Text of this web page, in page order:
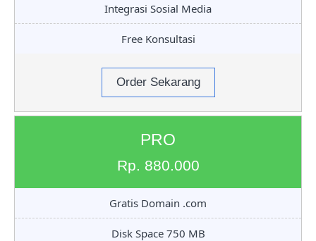
Integrasi Sosial Media
Free Konsultasi
Order Sekarang
PRO
Rp. 880.000
Gratis Domain .com
Disk Space 750 MB